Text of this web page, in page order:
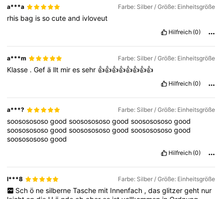
a***a Farbe: Silber / Größe: Einheitsgröße
rhis bag issocuteand ivloveut
Hilfreich (0)
a***m Farbe: Silber / Größe: Einheitsgröße
Klasse .Gefä llt miressehr 👍👍👍👍👍👍👍👍
Hilfreich (0)
a***? Farbe: Silber / Größe: Einheitsgröße
soososososogoodsoososososogoodsoososososogood
soososososogoodsoososososogoodsoososososogood
soososososogood
Hilfreich (0)
l***8 Farbe: Silber / Größe: Einheitsgröße
Sch ö ne silberne Tasche mit Innenfach , das glitzer geht nur